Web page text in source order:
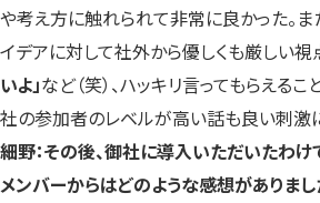
や考え方に触れられて非常に良かった。ま
イデアに対して社外から優しくも厳しい視
いよ」など（笑）、ハッキリ言ってもらえる
社の参加者のレベルが高い話も良い刺激
細野：その後、御社に導入いただいたわけ
メンバーからはどのような感想がありまし